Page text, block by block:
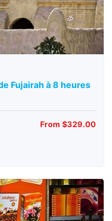
Fujairah à 8 heures
From $329.00